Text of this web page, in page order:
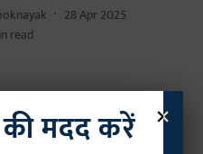
28 Apr 2025
read
×
मदद करें